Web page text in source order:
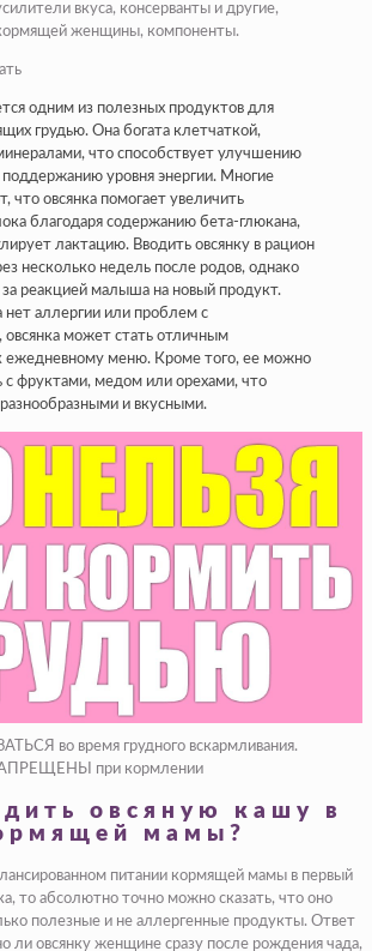
вкуса, консерванты и другие,
женщины, компоненты.
одним из полезных продуктов для
грудью. Она богата клетчаткой,
что способствует улучшению
уровня энергии. Многие
что овсянка помогает увеличить
благодаря содержанию бета-глюкана,
лактацию. Вводить овсянку в рацион
несколько недель после родов, однако
реакцией малыша на новый продукт.
нет аллергии или проблем с
может стать отличным
ежедневному меню. Кроме того, ее можно
с фруктами, медом или орехами, что
и вкусными.
во время грудного вскармливания.
при кормлении
овсяную кашу в
мамы?
питании кормящей мамы в первый
то абсолютно точно можно сказать, что оно
полезные и не аллергенные продукты. Ответ
ли овсянку женщине сразу после рождения чада,